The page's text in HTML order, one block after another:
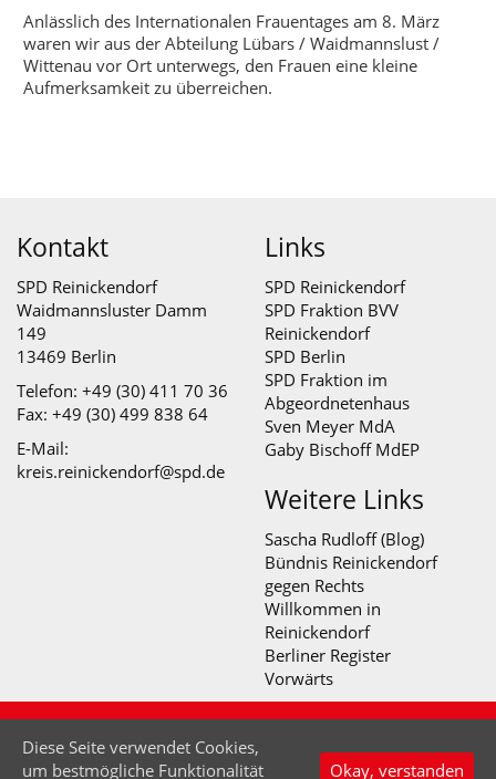
Anlässlich des Internationalen Frauentages am 8. März
waren wir aus der Abteilung Lübars / Waidmannslust /
Wittenau vor Ort unterwegs, den Frauen eine kleine
Aufmerksamkeit zu überreichen.
Kontakt
SPD Reinickendorf
Waidmannsluster Damm
149
13469 Berlin
Telefon: +49 (30) 411 70 36
Fax: +49 (30) 499 838 64
E-Mail:
kreis.reinickendorf@spd.de
Links
SPD Reinickendorf
SPD Fraktion BVV
Reinickendorf
SPD Berlin
SPD Fraktion im
Abgeordnetenhaus
Sven Meyer MdA
Gaby Bischoff MdEP
Weitere Links
Sascha Rudloff (Blog)
Bündnis Reinickendorf
gegen Rechts
Willkommen in
Reinickendorf
Berliner Register
Vorwärts
© SPD Abteilung Lübars - Waidmannslust - Wittenau
2026
Diese Seite verwendet Cookies,
um bestmögliche Funktionalität
Okay, verstanden